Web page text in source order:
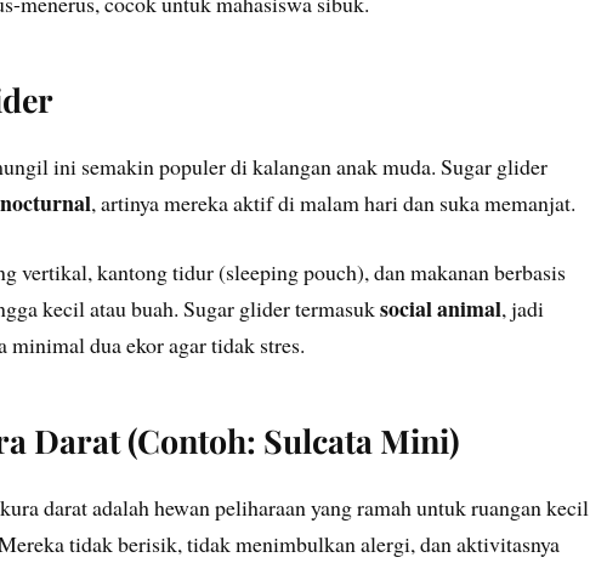
ini semakin populer di kalangan anak muda. Sugar glider
, artinya mereka aktif di malam hari dan suka memanjat.
vertikal, kantong tidur (sleeping pouch), dan makanan berbasis
kecil atau buah. Sugar glider termasuksocial animal, jadi
minimal dua ekor agar tidak stres.
Darat (Contoh: Sulcata Mini)
darat adalah hewan peliharaan yang ramah untuk ruangan kecil
tidak berisik, tidak menimbulkan alergi, dan aktivitasnya